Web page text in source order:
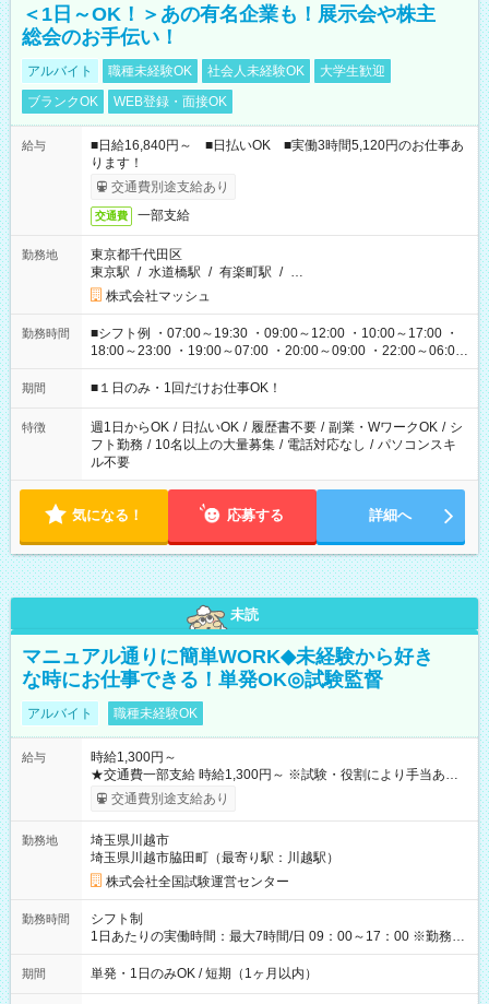
＜1日～OK！＞あの有名企業も！展示会や株主
総会のお手伝い！
アルバイト 職種未経験OK 社会人未経験OK
大学生歓迎
ブランクOK
WEB登録・面接OK
給与
■日給16,840円～ ■日払いOK ■実働3時間5,120円のお仕事あ
ります！
交通費別途支給あり
交通費 一部支給
勤務地
東京都千代田区
東京駅 / 水道橋駅 / 有楽町駅 / …
株式会社マッシュ
勤務時間
■シフト例 ・07:00～19:30 ・09:00～12:00 ・10:00～17:00 ・
18:00～23:00 ・19:00～07:00 ・20:00～09:00 ・22:00～06:00
etc ★最短で3時間で5,120円のお仕事から 15時間で2万円近く稼
げるお仕事も！ ご希望のお時間に合わせてご紹介！ ※シフトは
ください！
期間 ■１日のみ・1回だけお仕事OK！
特徴 週1日からOK / 日払いOK / 履歴書不要 / 副業・WワークOK / シ
フト勤務 / 10名以上の大量募集 / 電話対応なし / パソコンスキ
ル不要
気になる！ 応募する 詳細へ
未読
マニュアル通りに簡単WORK◆未経験から好き
な時にお仕事できる！単発OK◎試験監督
アルバイト 職種未経験OK
給与
時給1,300円～
★交通費一部支給 時給1,300円～ ※試験・役割により手当あり
※勤務回数により昇給あり 【即給（前払い）オプションあ
り！】 希望される場合、勤務から1週間ほどで給与の一部を受け
例】 ・河合塾模擬試験 8:30～17:30（休憩1時間） 時給1,300円
×8時間＝日収10,400円＋交通費 ※当日の役割により時給＋100
円の場合あり ・国家試験 7:00～13:30（休憩なし） 時給1,300
円（役割手当＋100円）×6時間＝日収8,400円＋交通費 【試用期
間】試用期間なし
交通費別途支給あり
勤務地
埼玉県川越市
埼玉県川越市脇田町（最寄り駅：川越駅）
株式会社全国試験運営センター
勤務時間
シフト制
1日あたりの実働時間：最大7時間/日 09：00～17：00 ※勤務時
間は 試験により異なります。
期間 単発・1日のみOK / 短期（1ヶ月以内）